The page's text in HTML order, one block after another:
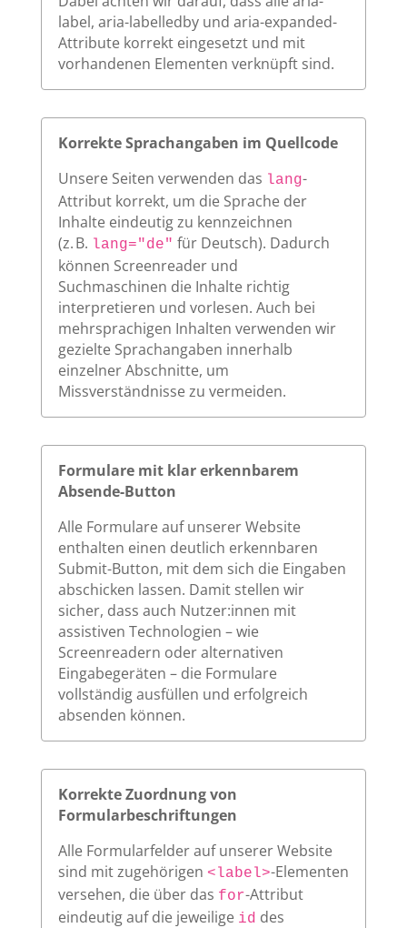
label, aria-labelledby und aria-expanded-
Attribute korrekt eingesetzt und mit
vorhandenen Elementen verknüpft sind.
Korrekte Sprachangaben im Quellcode
Unsere Seiten verwenden das lang-
Attribut korrekt, um die Sprache der
Inhalte eindeutig zu kennzeichnen
(z. B. lang="de" für Deutsch). Dadurch
können Screenreader und
Suchmaschinen die Inhalte richtig
interpretieren und vorlesen. Auch bei
mehrsprachigen Inhalten verwenden wir
gezielte Sprachangaben innerhalb
einzelner Abschnitte, um
Missverständnisse zu vermeiden.
Formulare mit klar erkennbarem
Absende-Button
Alle Formulare auf unserer Website
enthalten einen deutlich erkennbaren
Submit-Button, mit dem sich die Eingaben
abschicken lassen. Damit stellen wir
sicher, dass auch Nutzer:innen mit
assistiven Technologien – wie
Screenreadern oder alternativen
Eingabegeräten – die Formulare
vollständig ausfüllen und erfolgreich
absenden können.
Korrekte Zuordnung von
Formularbeschriftungen
Alle Formularfelder auf unserer Website
sind mit zugehörigen <label>-Elementen
versehen, die über das for-Attribut
eindeutig auf die jeweilige id des